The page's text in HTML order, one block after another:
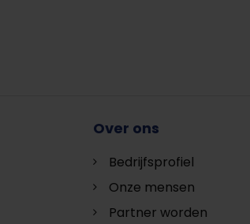
Over ons
Bedrijfsprofiel
Onze mensen
Partner worden